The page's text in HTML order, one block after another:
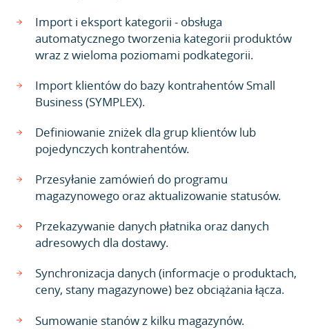
Import i eksport kategorii - obsługa
automatycznego tworzenia kategorii produktów
wraz z wieloma poziomami podkategorii.
Import klientów do bazy kontrahentów Small
Business (SYMPLEX).
Definiowanie zniżek dla grup klientów lub
pojedynczych kontrahentów.
Przesyłanie zamówień do programu
magazynowego oraz aktualizowanie statusów.
Przekazywanie danych płatnika oraz danych
adresowych dla dostawy.
Synchronizacja danych (informacje o produktach,
ceny, stany magazynowe) bez obciążania łącza.
Sumowanie stanów z kilku magazynów.